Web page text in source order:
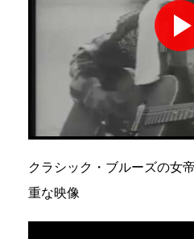
クラシック・ブルーズの女
重な映像